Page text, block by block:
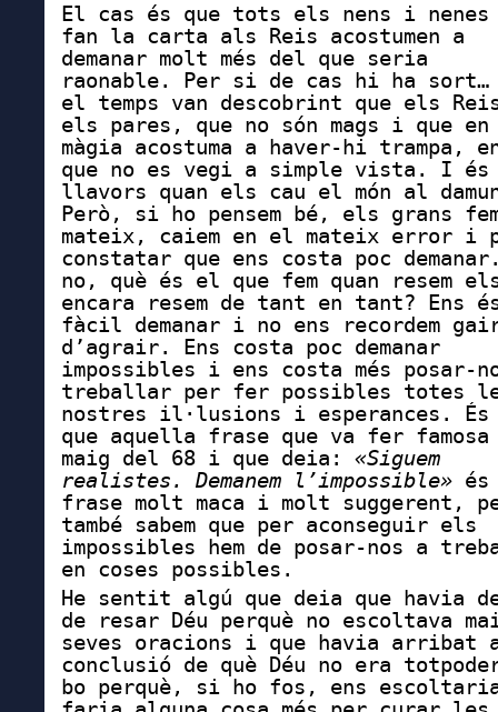
El cas és que tots els nens i nenes
fan la carta als Reis acostumen a
demanar molt més del que seria
raonable. Per si de cas hi ha sort…
el temps van descobrint que els
els pares, que no són mags i que
màgia acostuma a haver-hi trampa,
que no es vegi a simple vista. I és
llavors quan els cau el món al
Però, si ho pensem bé, els grans
mateix, caiem en el mateix error i
constatar que ens costa poc
no, què és el que fem quan resem
encara resem de tant en tant? Ens
fàcil demanar i no ens recordem
d’agrair. Ens costa poc demanar
impossibles i ens costa més posar-
treballar per fer possibles totes
nostres il·lusions i esperances.
que aquella frase que va fer
maig del 68 i que deia: «Siguem
realistes. Demanem l’impossible» és
frase molt maca i molt suggerent,
també sabem que per aconseguir els
impossibles hem de posar-nos a
en coses possibles.
He sentit algú que deia que havia
de resar Déu perquè no escoltava
seves oracions i que havia arribat
conclusió de què Déu no era
bo perquè, si ho fos, ens